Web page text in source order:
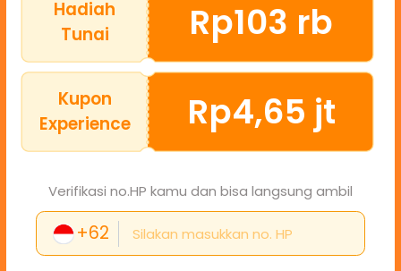
Hadiah
Tunai
Rp103 rb
Kupon
Experience
Rp4,65 jt
Verifikasi no.HP kamu dan bisa langsung ambil
+62